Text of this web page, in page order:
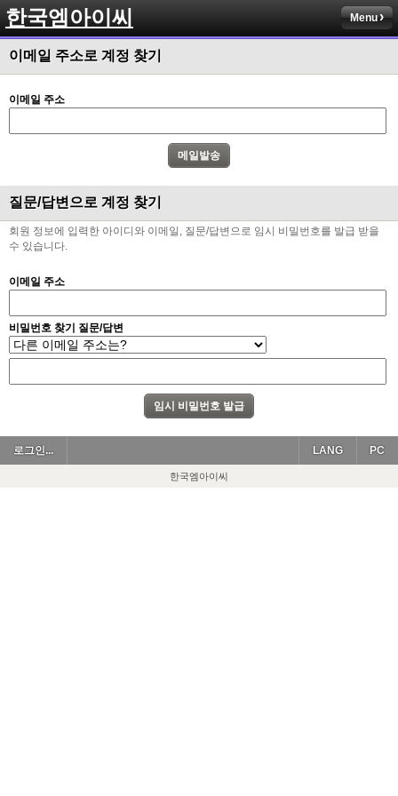
한국엠아이씨 Menu
이메일 주소로 계정 찾기
이메일 주소
질문/답변으로 계정 찾기
회원 정보에 입력한 아이디와 이메일, 질문/답변으로 임시 비밀번호를 발급 받을
수 있습니다.
이메일 주소
비밀번호 찾기 질문/답변
로그인... PC
LANG
한국엠아이씨